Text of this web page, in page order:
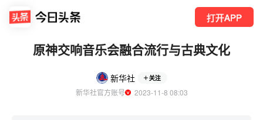
打开APP
原神交响音乐会融合流行与古典文化
新华社 关注
新华社官方账号
  2023-11-8 08:03